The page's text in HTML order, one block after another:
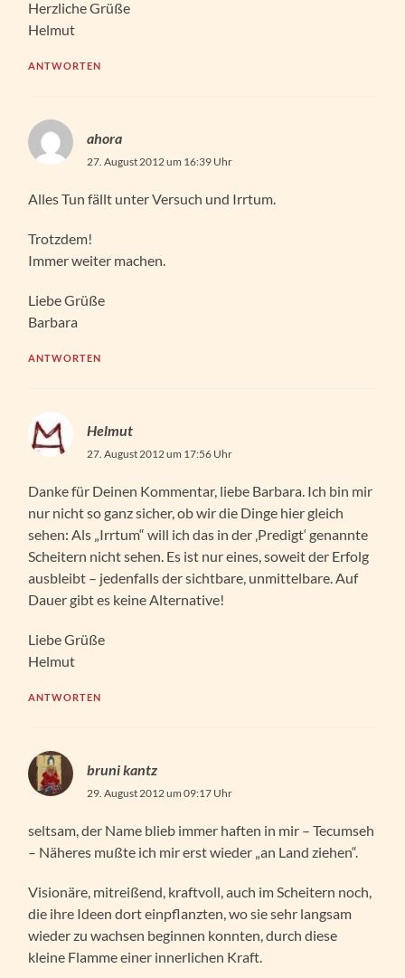
Herzliche Grüße
Helmut
ANTWORTEN
ahora
27. August 2012 um 16:39 Uhr
Alles Tun fällt unter Versuch und Irrtum.
Trotzdem!
Immer weiter machen.
Liebe Grüße
Barbara
ANTWORTEN
Helmut
27. August 2012 um 17:56 Uhr
Danke für Deinen Kommentar, liebe Barbara. Ich bin mir
nur nicht so ganz sicher, ob wir die Dinge hier gleich
sehen: Als „Irrtum“ will ich das in der ‚Predigt‘ genannte
Scheitern nicht sehen. Es ist nur eines, soweit der Erfolg
ausbleibt – jedenfalls der sichtbare, unmittelbare. Auf
Dauer gibt es keine Alternative!
Liebe Grüße
Helmut
ANTWORTEN
bruni kantz
29. August 2012 um 09:17 Uhr
seltsam, der Name blieb immer haften in mir – Tecumseh
– Näheres mußte ich mir erst wieder „an Land ziehen“.
Visionäre, mitreißend, kraftvoll, auch im Scheitern noch,
die ihre Ideen dort einpflanzten, wo sie sehr langsam
wieder zu wachsen beginnen konnten, durch diese
kleine Flamme einer innerlichen Kraft.